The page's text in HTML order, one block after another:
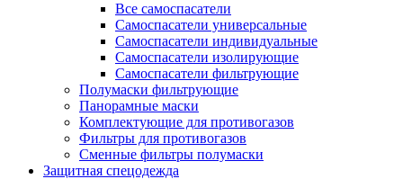
Все самоспасатели
Самоспасатели универсальные
Самоспасатели индивидуальные
Самоспасатели изолирующие
Самоспасатели фильтрующие
Полумаски фильтрующие
Панорамные маски
Комплектующие для противогазов
Фильтры для противогазов
Сменные фильтры полумаски
Защитная спецодежда